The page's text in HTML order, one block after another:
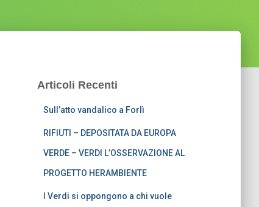
Articoli Recenti
Sull’atto vandalico a Forlì
RIFIUTI – DEPOSITATA DA EUROPA
VERDE – VERDI L’OSSERVAZIONE AL
PROGETTO HERAMBIENTE
I Verdi si oppongono a chi vuole